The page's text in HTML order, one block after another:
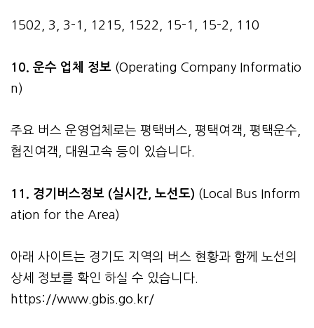
1502, 3, 3-1, 1215, 1522, 15-1, 15-2, 110
10. 운수 업체 정보 (Operating Company Informatio
n)
주요 버스 운영업체로는 평택버스, 평택여객, 평택운수,
협진여객, 대원고속 등이 있습니다.
11. 경기버스정보 (실시간, 노선도) (Local Bus Inform
ation for the Area)
아래 사이트는 경기도 지역의 버스 현황과 함께 노선의
상세 정보를 확인 하실 수 있습니다.
https://www.gbis.go.kr/